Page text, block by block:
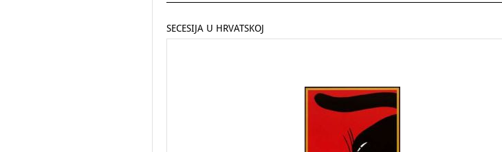
SECESIJA U HRVATSKOJ